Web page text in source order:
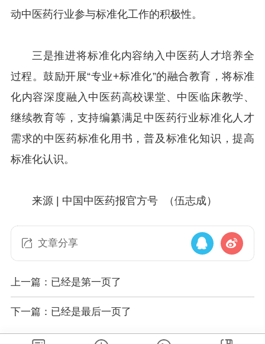
动中医药行业参与标准化工作的积极性。
三是推进将标准化内容纳入中医药人才培养全
过程。鼓励开展“专业+标准化”的融合教育，将标准
化内容深度融入中医药高校课堂、中医临床教学、
继续教育等，支持编纂满足中医药行业标准化人才
需求的中医药标准化用书，普及标准化知识，提高
标准化认识。
来源 | 中国中医药报官方号 （伍志成）
文章分享
上一篇：已经是第一页了
下一篇：已经是最后一页了